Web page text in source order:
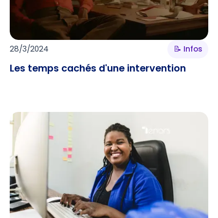
28/3/2024 📝 Infos
Les temps cachés d'une intervention